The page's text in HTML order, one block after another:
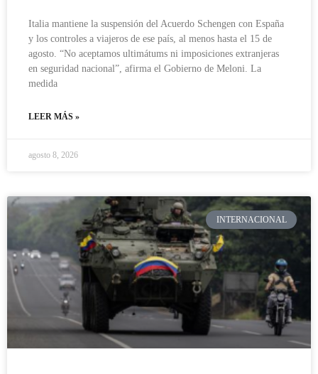
Italia mantiene la suspensión del Acuerdo Schengen con España
y los controles a viajeros de ese país, al menos hasta el 15 de
agosto. “No aceptamos ultimátums ni imposiciones extranjeras
en seguridad nacional”, afirma el Gobierno de Meloni. La
medida
LEER MÁS »
agosto 8, 2026
INTERNACIONAL